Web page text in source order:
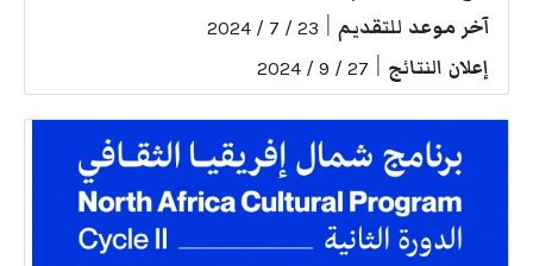
آخر موعد للتقديم 23 / 7 / 2024
إعلان النتائج 27 / 9 / 2024